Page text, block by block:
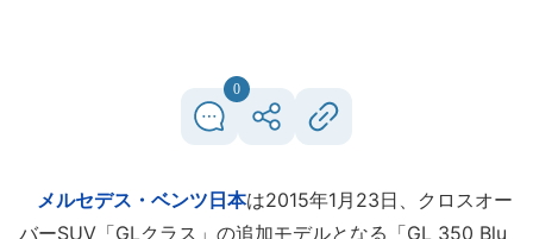
0
メルセデス・ベンツ日本は2015年1月23日、クロスオー
バーSUV「GLクラス」の追加モデルとなる「GL 350 Blu